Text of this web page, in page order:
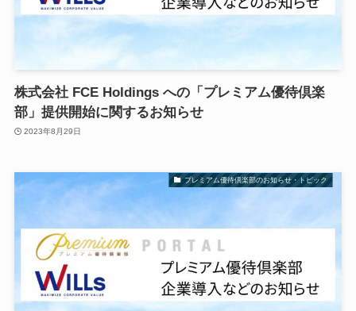
株式会社 FCE Holdings への「プレミアム優待倶楽
部」提供開始に関するお知らせ
2023年8月29日
プレミアム優待倶楽部のお知らせ・トピック